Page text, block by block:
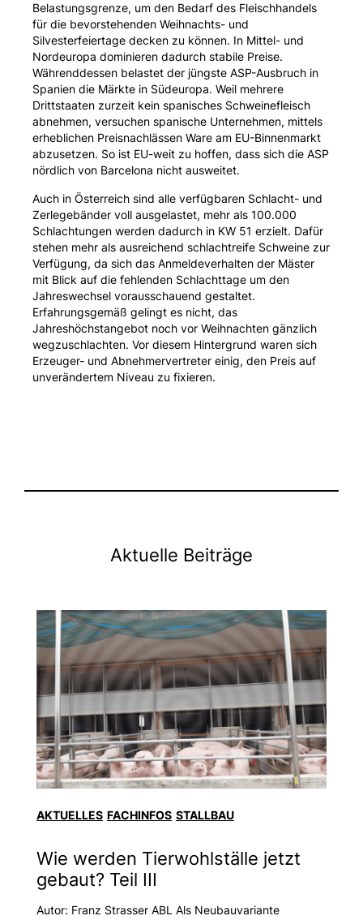
Belastungsgrenze, um den Bedarf des Fleischhandels
für die bevorstehenden Weihnachts- und
Silvesterfeiertage decken zu können. In Mittel- und
Nordeuropa dominieren dadurch stabile Preise.
Währenddessen belastet der jüngste ASP-Ausbruch in
Spanien die Märkte in Südeuropa. Weil mehrere
Drittstaaten zurzeit kein spanisches Schweinefleisch
abnehmen, versuchen spanische Unternehmen, mittels
erheblichen Preisnachlässen Ware am EU-Binnenmarkt
abzusetzen. So ist EU-weit zu hoffen, dass sich die ASP
nördlich von Barcelona nicht ausweitet.
Auch in Österreich sind alle verfügbaren Schlacht- und
Zerlegebänder voll ausgelastet, mehr als 100.000
Schlachtungen werden dadurch in KW 51 erzielt. Dafür
stehen mehr als ausreichend schlachtreife Schweine zur
Verfügung, da sich das Anmeldeverhalten der Mäster
mit Blick auf die fehlenden Schlachttage um den
Jahreswechsel vorausschauend gestaltet.
Erfahrungsgemäß gelingt es nicht, das
Jahreshöchstangebot noch vor Weihnachten gänzlich
wegzuschlachten. Vor diesem Hintergrund waren sich
Erzeuger- und Abnehmervertreter einig, den Preis auf
unverändertem Niveau zu fixieren.
Aktuelle Beiträge
AKTUELLES FACHINFOS STALLBAU
Wie werden Tierwohlställe jetzt
gebaut? Teil III
Autor: Franz Strasser ABL Als Neubauvariante